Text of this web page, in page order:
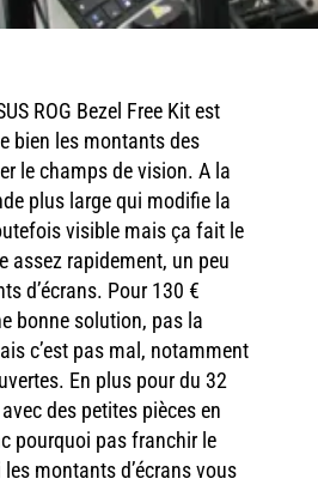
ROG Bezel Free Kit est
bien les montants des
le champs de vision. A la
plus large qui modifie la
visible mais ça fait le
assez rapidement, un peu
d’écrans. Pour 130 €
bonne solution, pas la
c’est pas mal, notamment
En plus pour du 32
des petites pièces en
pourquoi pas franchir le
montants d’écrans vous